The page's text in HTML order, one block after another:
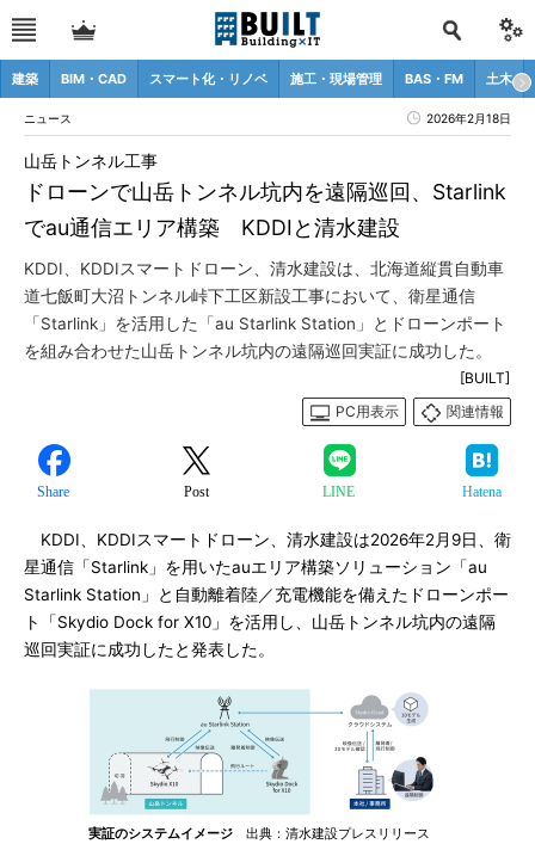
建築 BIM・CAD スマート化・リノベ 施工・現場管理 BAS・FM 土木
ニュース 2026年2月18日
ドローンで山岳トンネル坑内を遠隔巡回、Starlink
でau通信エリア構築 KDDIと清水建設
山岳トンネル工事
KDDI、KDDIスマートドローン、清水建設は、北海道縦貫自動車
道七飯町大沼トンネル峠下工区新設工事において、衛星通信
「Starlink」を活用した「au Starlink Station」とドローンポート
を組み合わせた山岳トンネル坑内の遠隔巡回実証に成功した。
[BUILT]
PC用表示
関連情報
Share Post LINE Hatena
KDDI、KDDIスマートドローン、清水建設は2026年2月9日、衛
星通信「Starlink」を用いたauエリア構築ソリューション「au
Starlink Station」と自動離着陸／充電機能を備えたドローンポー
ト「Skydio Dock for X10」を活用し、山岳トンネル坑内の遠隔
巡回実証に成功したと発表した。
実証のシステムイメージ 出典：清水建設プレスリリース